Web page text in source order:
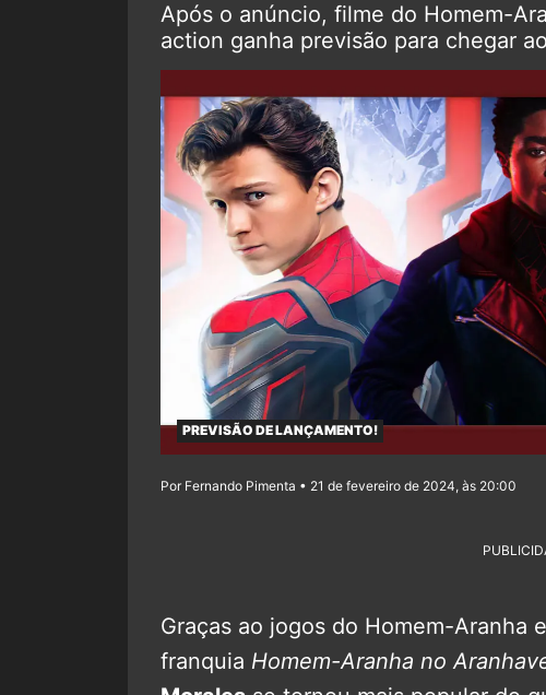
Após o anúncio, filme do Homem-
action ganha previsão para chegar
PREVISÃO DE LANÇAMENTO!
Por Fernando Pimenta • 21 de fevereiro de 2024, às 20:00
Graças ao jogos do Homem-Aranha
franquia Homem-Aranha no